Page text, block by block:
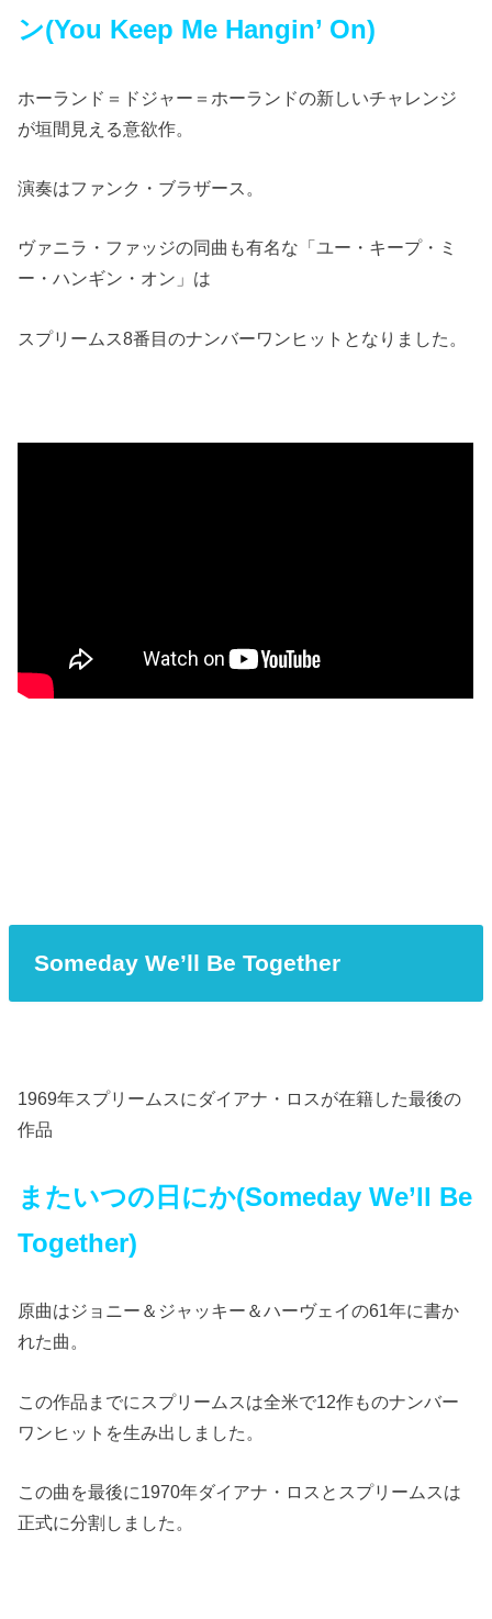
ン(You Keep Me Hangin’ On)
ホーランド＝ドジャー＝ホーランドの新しいチャレンジ
が垣間見える意欲作。
演奏はファンク・ブラザース。
ヴァニラ・ファッジの同曲も有名な「ユー・キープ・ミ
ー・ハンギン・オン」は
スプリームス8番目のナンバーワンヒットとなりました。
Someday We’ll Be Together
1969年スプリームスにダイアナ・ロスが在籍した最後の
作品
またいつの日にか(Someday We’ll Be
Together)
原曲はジョニー＆ジャッキー＆ハーヴェイの61年に書か
れた曲。
この作品までにスプリームスは全米で12作ものナンバー
ワンヒットを生み出しました。
この曲を最後に1970年ダイアナ・ロスとスプリームスは
正式に分割しました。